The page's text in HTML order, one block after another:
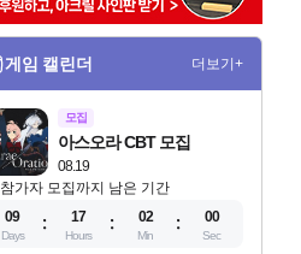
게임 캘린더 더보기+
모집
08.19
아스오라 CBT 모집
참가자 모집까지 남은 기간
09
Days
17
Hours
01
Min
59
Sec